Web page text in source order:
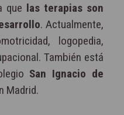
que las terapias son
. Actualmente,
logopedia,
También está
San Ignacio de
Madrid.